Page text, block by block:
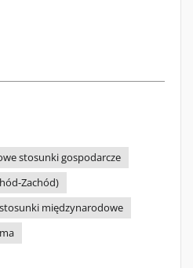
stosunki gospodarcze
Zachód)
stosunki międzynarodowe